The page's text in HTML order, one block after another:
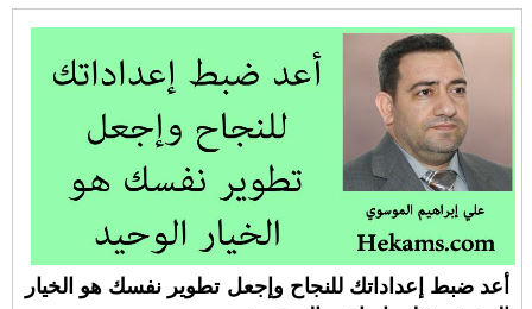
أعد ضبط إعداداتك للنجاح وإجعل تطوير نفسك هو الخيار